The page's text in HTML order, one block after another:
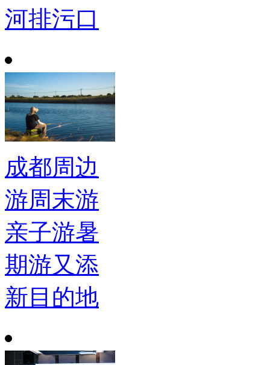
河排污口
成都周边
游周末游
亲子游暑
期游又添
新目的地